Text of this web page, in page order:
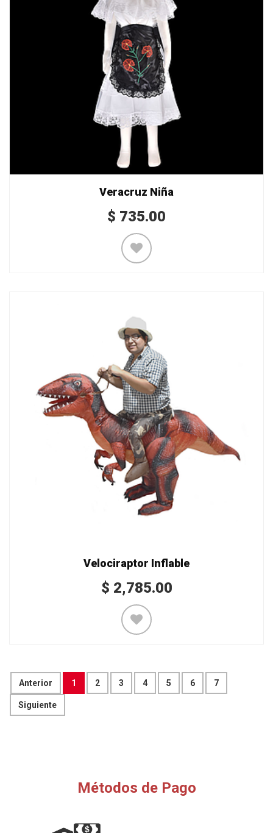
Veracruz Niña
$ 735.00
Velociraptor Inflable
$ 2,785.00
Anterior 1 2 3 4 5 6 7
Siguiente
Métodos de Pago